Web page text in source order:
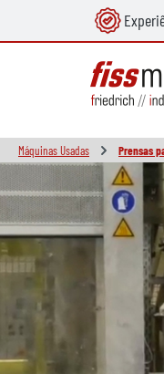
Máquinas Usadas Prensas